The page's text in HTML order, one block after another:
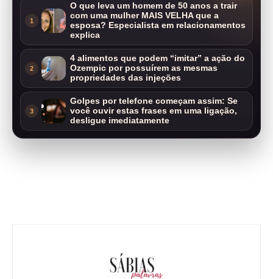
1
O que leva um homem de 50 anos a trair
com uma mulher MAIS VELHA que a
esposa? Especialista em relacionamentos
explica
2
4 alimentos que podem “imitar” a ação do
Ozempic por possuírem as mesmas
propriedades das injeções
3
Golpes por telefone começam assim: Se
você ouvir estas frases em uma ligação,
desligue imediatamente